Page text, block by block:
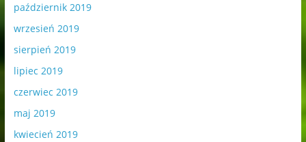
październik 2019
wrzesień 2019
sierpień 2019
lipiec 2019
czerwiec 2019
maj 2019
kwiecień 2019